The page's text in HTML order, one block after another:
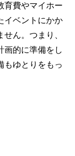
育費やマイホー
イベントにかか
ん。つまり、
画的に準備をし
もゆとりをもっ